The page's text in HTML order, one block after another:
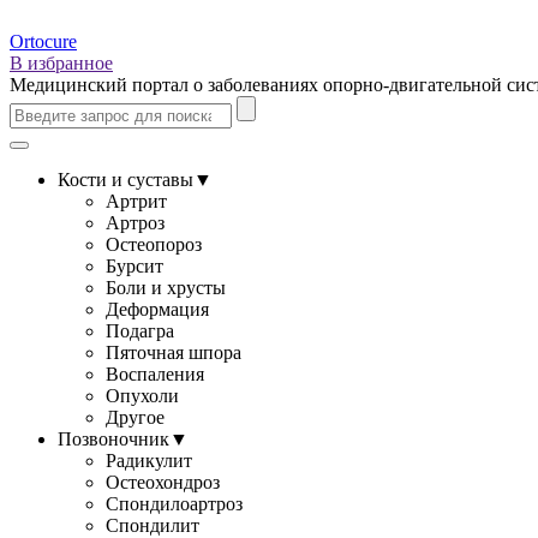
Ortocure
В избранное
Медицинский портал о заболеваниях опорно-двигательной
Кости и суставы▼
Артрит
Артроз
Остеопороз
Бурсит
Боли и хрусты
Деформация
Подагра
Пяточная шпора
Воспаления
Опухоли
Другое
Позвоночник▼
Радикулит
Остеохондроз
Спондилоартроз
Спондилит